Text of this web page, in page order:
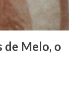
horário normal em
de Melo, o